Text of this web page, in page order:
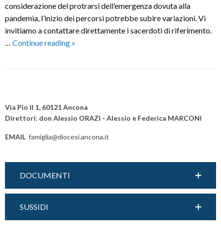
considerazione del protrarsi dell’emergenza dovuta alla
pandemia, l’inizio dei percorsi potrebbe subire variazioni. Vi
invitiamo a contattare direttamente i sacerdoti di riferimento.
Continue reading Preparazione
»
o
s
N
g
t
Via Pio II 1, 60121 Ancona
Direttori: don Alessio ORAZI - Alessio e Federica MARCONI
EMAIL famiglia@diocesi.ancona.it
DOCUMENTI
SUSSIDI